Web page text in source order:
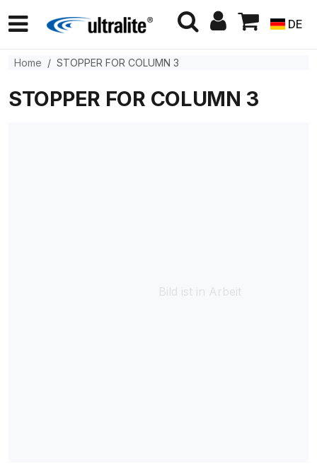
DE
Home STOPPER FOR COLUMN 3
STOPPER FOR COLUMN 3
Bild ist in Arbeit